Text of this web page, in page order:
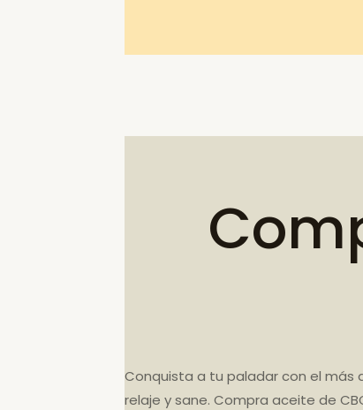
Conquista a tu paladar con el más
relaje y sane. Compra aceite de